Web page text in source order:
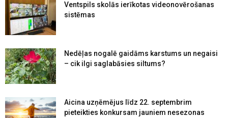
Ventspils skolās ierīkotas videonovērošanas
sistēmas
Nedēļas nogalē gaidāms karstums un negaisi
– cik ilgi saglabāsies siltums?
Aicina uzņēmējus līdz 22. septembrim
pieteikties konkursam jauniem nesezonas